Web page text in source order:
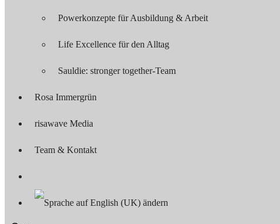
Powerkonzepte für Ausbildung & Arbeit
Life Excellence für den Alltag
Sauldie: stronger together-Team
Rosa Immergrün
risawave Media
Team & Kontakt